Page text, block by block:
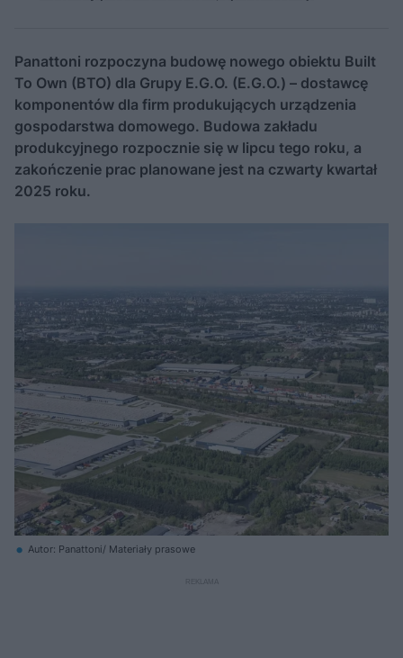
Panattoni rozpoczyna budowę nowego obiektu Built
To Own (BTO) dla Grupy E.G.O. (E.G.O.) – dostawcę
komponentów dla firm produkujących urządzenia
gospodarstwa domowego. Budowa zakładu
produkcyjnego rozpocznie się w lipcu tego roku, a
zakończenie prac planowane jest na czwarty kwartał
2025 roku.
Autor: Panattoni/ Materiały prasowe